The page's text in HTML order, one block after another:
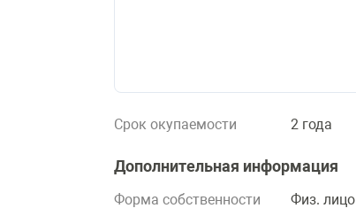
Срок окупаемости 2 года
Дополнительная информация
Форма собственности Физ. лицо